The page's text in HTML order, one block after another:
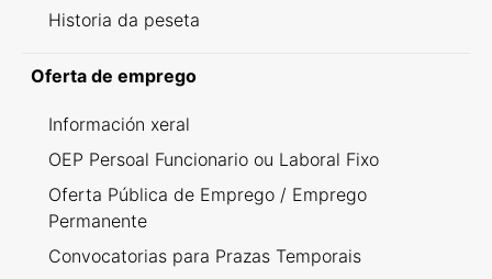
Historia da peseta
Oferta de emprego
Información xeral
OEP Persoal Funcionario ou Laboral Fixo
Oferta Pública de Emprego / Emprego
Permanente
Convocatorias para Prazas Temporais